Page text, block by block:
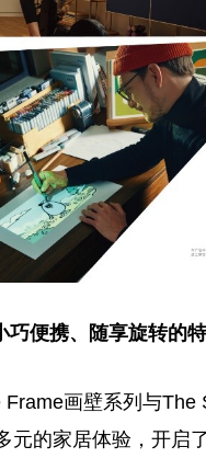
巧便携、随享旋转的特
画壁系列与
元的家居体验，开启